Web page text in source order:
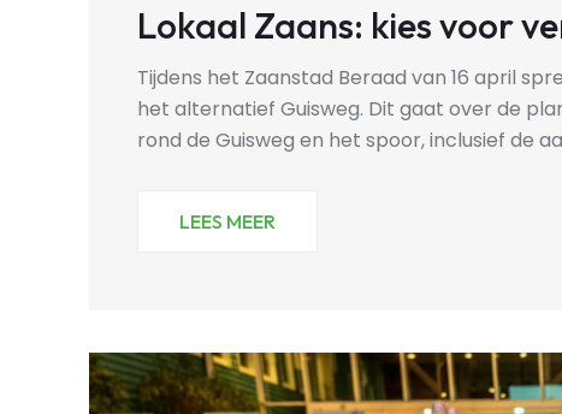
Lokaal Zaans: kies voor
Tijdens het Zaanstad Beraad van 16 april
het alternatief Guisweg. Dit gaat over de
rond de Guisweg en het spoor, inclusief de
LEES MEER